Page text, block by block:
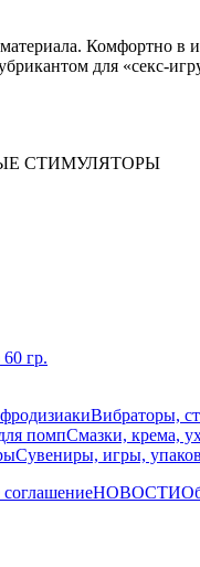
Комфортно в
для
СТИМУЛЯТОРЫ
гр.
Вибраторы,
помпСмазки, крема,
Сувениры, игры,
соглашениеНОВОСТИ